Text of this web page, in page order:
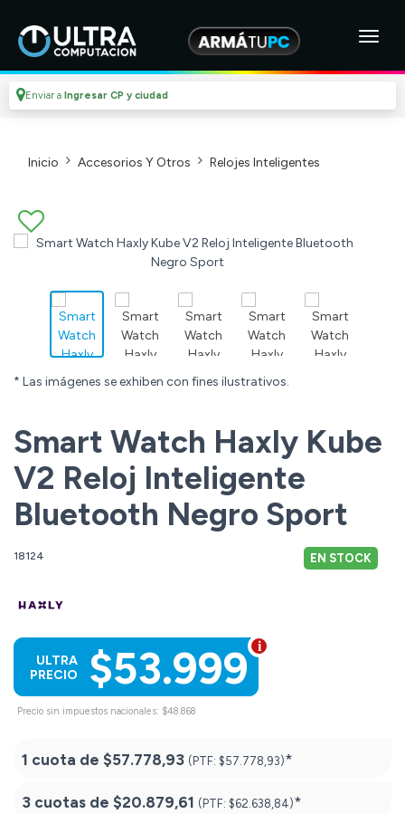
Enviar a Ingresar CP y ciudad
Inicio Accesorios Y Otros Relojes Inteligentes
* Las imágenes se exhiben con fines ilustrativos.
Smart Watch Haxly Kube
V2 Reloj Inteligente
Bluetooth Negro Sport
18124 EN STOCK
$53.999
ULTRA
PRECIO
Precio sin impuestos nacionales: $48.868
1 cuota de $57.778,93 (PTF: $57.778,93)*
3 cuotas de $20.879,61 (PTF: $62.638,84)*